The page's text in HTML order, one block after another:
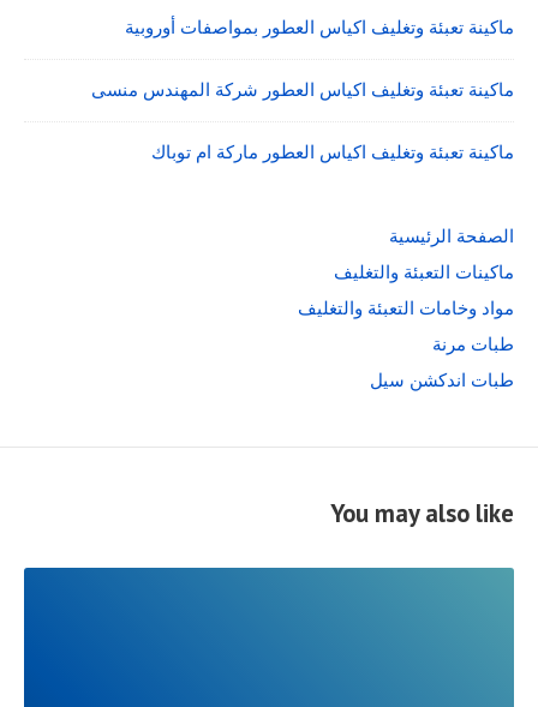
ماكينة تعبئة وتغليف اكياس العطور بمواصفات أوروبية
ماكينة تعبئة وتغليف اكياس العطور شركة المهندس منسى
ماكينة تعبئة وتغليف اكياس العطور ماركة ام توباك
الصفحة الرئيسية
ماكينات التعبئة والتغليف
مواد وخامات التعبئة والتغليف
طبات مرنة
طبات اندكشن سيل
You may also like